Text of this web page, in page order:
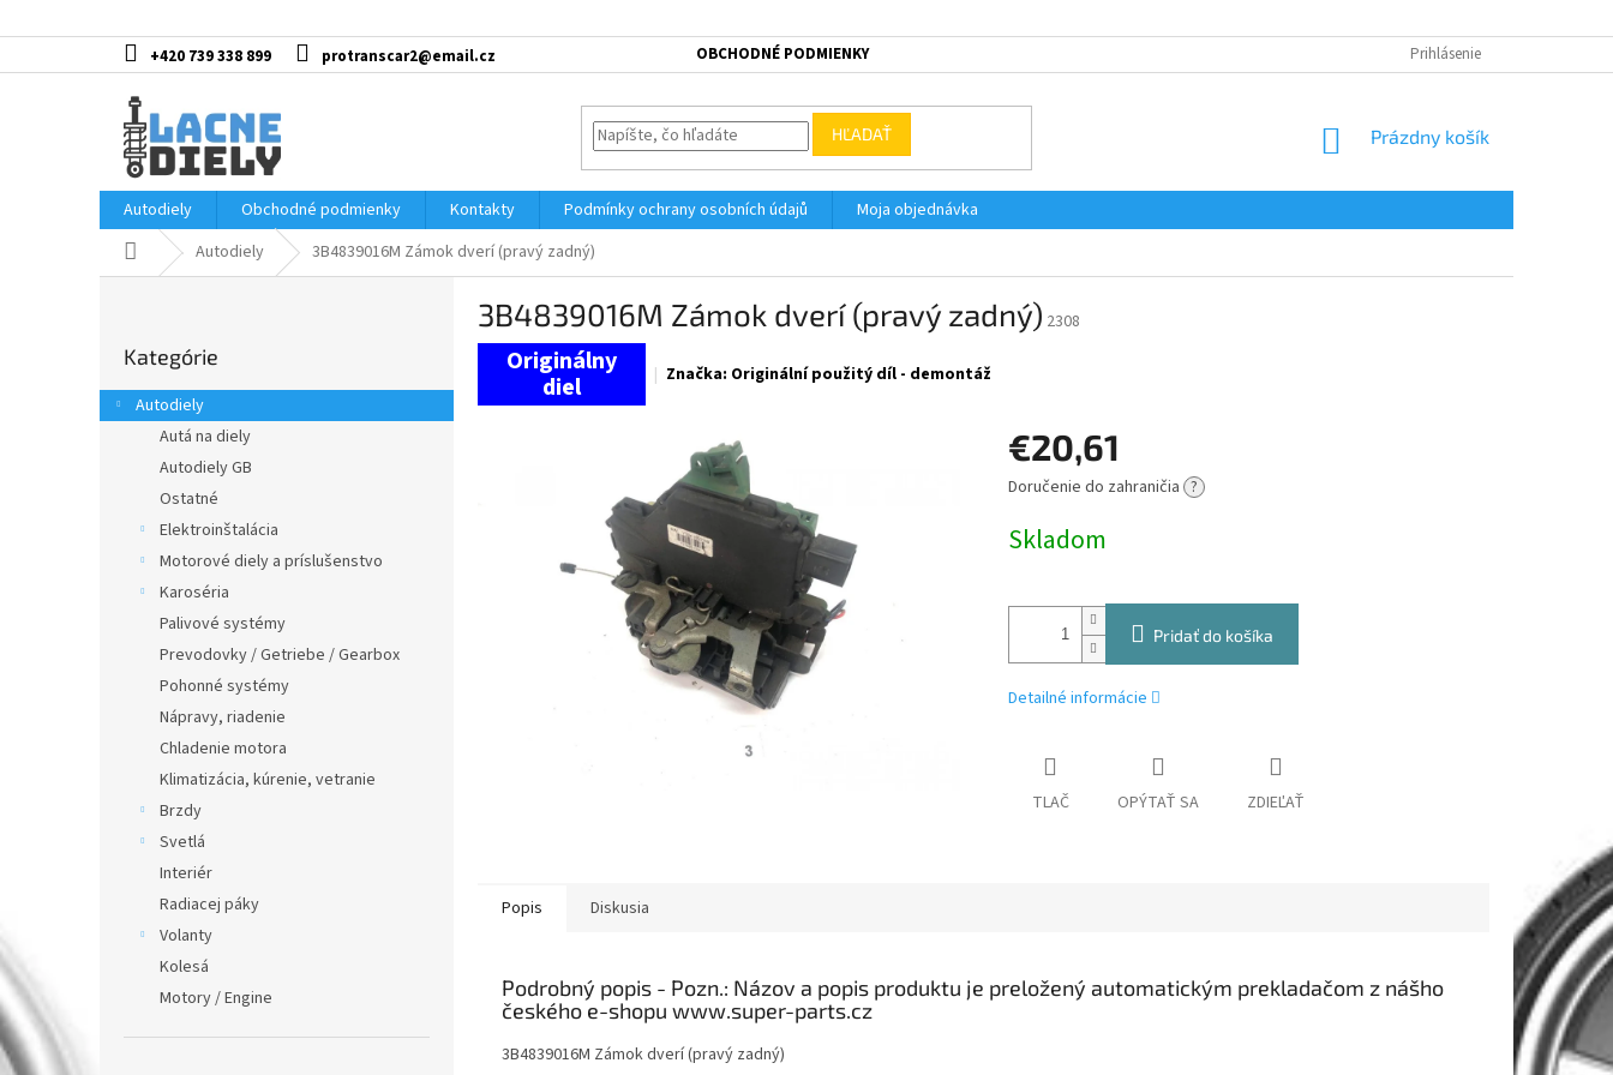
na
+420 739 338 899 protranscar2@email.cz OBCHODNÉ PODMIENKY Prihlásenie
HĽADAŤ
NÁKUPNÝ
Prázdny košík
Autodiely Obchodné podmienky Kontakty Podmínky ochrany osobních údajů
Moja objednávka
DomovAutodiely 3B4839016M Zámok dverí (pravý zadný)
ý
p
kategórie
Kategórie
Autodiely
Autá na diely
Autodiely GB
Ostatné
Elektroinštalácia
Motorové diely a príslušenstvo
Karoséria
Palivové systémy
Prevodovky / Getriebe / Gearbox
Pohonné systémy
Nápravy, riadenie
Chladenie motora
Klimatizácia, kúrenie, vetranie
Brzdy
Svetlá
Interiér
Radiacej páky
Volanty
Kolesá
Motory / Engine
3B4839016M Zámok dverí (pravý zadný) 2308
Značka: Originální použitý díl - demontáž
€20,61
Jednotková
Doručenie do zahraničia ?
Skladom
Pridať do košíka
Detailné informácie
TLAČ OPÝTAŤ SA ZDIEĽAŤ
Popis Diskusia
Podrobný popis
3B4839016M Zámok dverí (pravý zadný)